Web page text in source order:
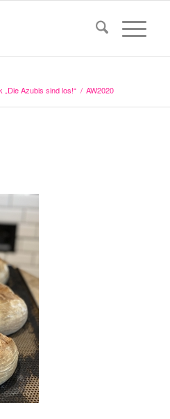
„Die Azubis sind los!“ / AW2020